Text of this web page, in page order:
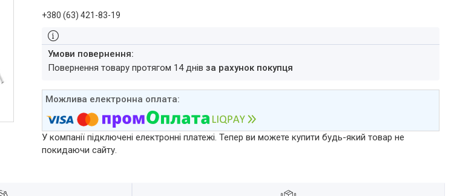
+380 (63) 421-83-19
повернення товару протягом 14 днів за рахунок покупця
У компанії підключені електронні платежі. Тепер ви можете купити будь-який товар не
покидаючи сайту.